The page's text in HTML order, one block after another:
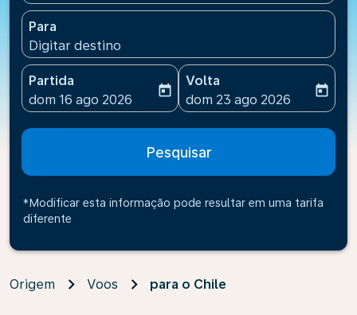
Para
Digitar destino
Partida
fc-booking-departure-date-aria-label
dom 16 ago 2026
today
Volta
fc-booking-return-date-
dom 23 ago 2026
today
Pesquisar
*Modificar esta informação pode resultar em uma tarifa
diferente
Origem Voos para o Chile